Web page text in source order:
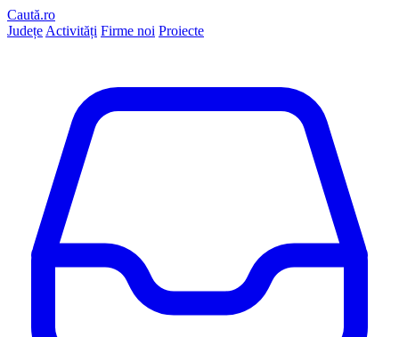
Caută.ro
Județe Activități Firme noi Proiecte